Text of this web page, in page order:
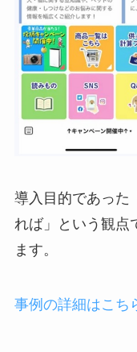
導入目的であった
れば」という観点
ます。
事例の詳細はこち